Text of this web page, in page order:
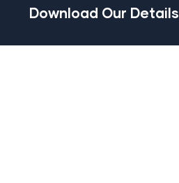
Download Our Details